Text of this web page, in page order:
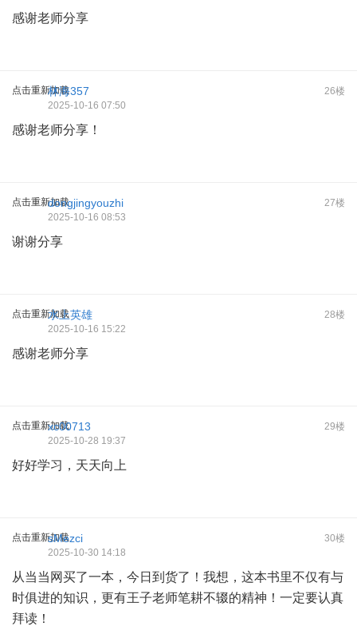
感谢老师分享
点击重新加载 26楼
林海357
2025-10-16 07:50
感谢老师分享！
点击重新加载 27楼
dongjingyouzhi
2025-10-16 08:53
谢谢分享
点击重新加载 28楼
水上英雄
2025-10-16 15:22
感谢老师分享
点击重新加载 29楼
xc00713
2025-10-28 19:37
好好学习，天天向上
点击重新加载 30楼
sMezci
2025-10-30 14:18
从当当网买了一本，今日到货了！我想，这本书里不仅有与
时俱进的知识，更有王子老师笔耕不辍的精神！一定要认真
拜读！